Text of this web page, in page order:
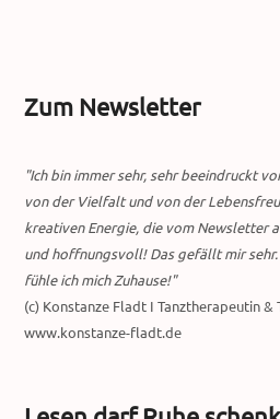
Zum Newsletter
"Ich bin immer sehr, sehr beeindruckt
von der Vielfalt und von der
kreativen Energie, die vom Newsletter
und hoffnungsvoll! Das gefällt mir
fühle ich mich Zuhause!"
(c) Konstanze Fladt I Tanztherapeutin &
www.konstanze-fladt.de